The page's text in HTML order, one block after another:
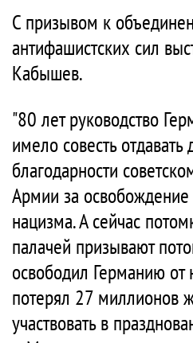
С призывом к
антифашистских сил
Кабышев.
"80 лет руководство
имело совесть
благодарности
Армии за освобождение
нацизма. А сейчас
палачей призывают
освободил Германию от
потерял 27 миллионов
участвовать в